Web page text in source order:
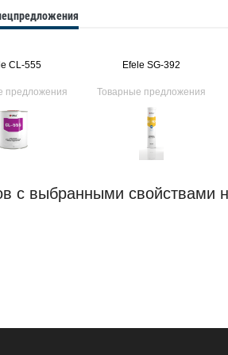
CL-555
предложения
Efele SG-392
Товарные предложения
с выбранными свойствами